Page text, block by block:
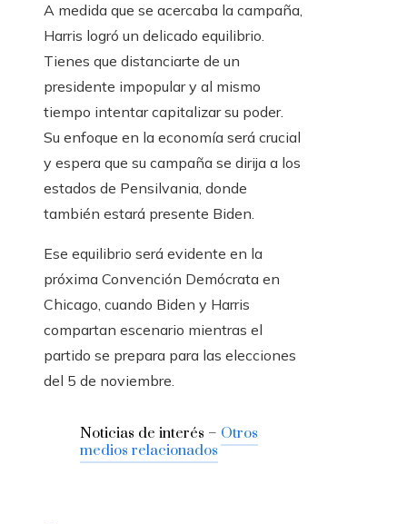
A medida que se acercaba la campaña,
Harris logró un delicado equilibrio.
Tienes que distanciarte de un
presidente impopular y al mismo
tiempo intentar capitalizar su poder.
Su enfoque en la economía será crucial
y espera que su campaña se dirija a los
estados de Pensilvania, donde
también estará presente Biden.
Ese equilibrio será evidente en la
próxima Convención Demócrata en
Chicago, cuando Biden y Harris
compartan escenario mientras el
partido se prepara para las elecciones
del 5 de noviembre.
Noticias de interés – Otros
medios relacionados